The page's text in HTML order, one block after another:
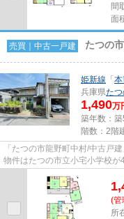
間
面
売買｜中古一戸建 たつの
姫新線 「
兵庫県た
1,490万
築年数：築
階数：2階
「たつの市龍野町中村/中古戸
物件はたつの市立小宅小学校
(管
所